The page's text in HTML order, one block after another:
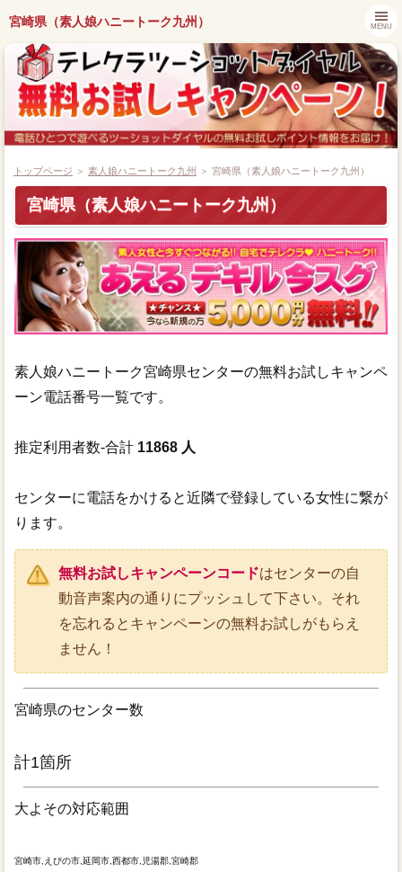
宮崎県（素人娘ハニートーク九州） MENU
都道府県別キャンペーン情報
ツーショットダイヤル番組紹介
アプリでツーショットダイヤル
ツーショット関連ニュース
トップページ ＞ 素人娘ハニートーク九州 ＞ 宮崎県（素人娘ハニートーク九州）
宮崎県（素人娘ハニートーク九州）
素人娘ハニートーク宮崎県センターの無料お試しキャンペ
ーン電話番号一覧です。
推定利用者数-合計 11868 人
センターに電話をかけると近隣で登録している女性に繋が
ります。
無料お試しキャンペーンコードはセンターの自
動音声案内の通りにプッシュして下さい。それ
を忘れるとキャンペーンの無料お試しがもらえ
ません！
宮崎県のセンター数
計1箇所
大よその対応範囲
宮崎市,えびの市,延岡市,西都市,児湯郡,宮崎郡